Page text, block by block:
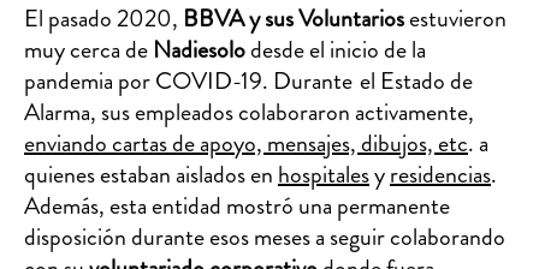
El pasado 2020, BBVAy sus Voluntariosestuvieron
muy cerca de Nadiesolodesde el inicio de la
pandemia por COVID-19. Durante el Estado de
Alarma, sus empleados colaboraron activamente,
enviando cartas de apoyo, mensajes, dibujos, etc. a
quienes estaban aislados enhospitalesyresidencias.
Además, esta entidad mostró una permanente
disposición durante esos meses a seguir colaborando